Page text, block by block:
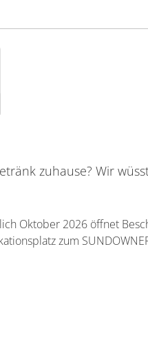
zuhause? Wir
Oktober 2026 öffnet
zum